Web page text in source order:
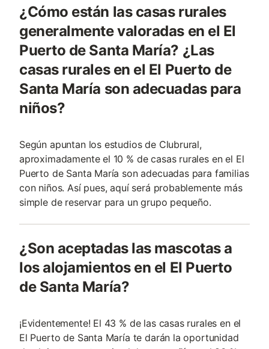
¿Cómo están las casas rurales
generalmente valoradas en el El
Puerto de Santa María? ¿Las
casas rurales en el El Puerto de
Santa María son adecuadas para
niños?
Según apuntan los estudios de Clubrural,
aproximadamente el 10 % de casas rurales en el El
Puerto de Santa María son adecuadas para familias
con niños. Así pues, aquí será probablemente más
simple de reservar para un grupo pequeño.
¿Son aceptadas las mascotas a
los alojamientos en el El Puerto
de Santa María?
¡Evidentemente! El 43 % de las casas rurales en el
El Puerto de Santa María te darán la oportunidad